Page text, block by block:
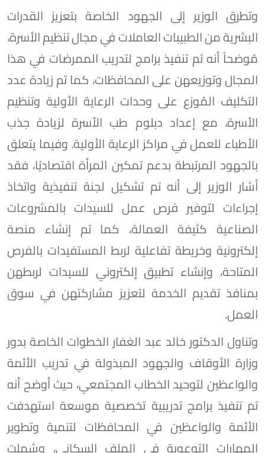
وتطرق الوزير إلى الجهود الخاصة بتعزيز القدرات
البشرية من الطبيبات العاملات في مجال تنظيم الأسرة،
مُوضحاً أنه تم تنفيذ برامج لتدريب الممرضات في هذا
المجال وتوزيعهن على المحافظات، كما تم زيادة عدد
التكليف المُوزع على وحدات الرعاية الأولية وتنظيم
الأسرة، مع إعداد دبلوم طب الأسرة لزيادة جذب
الأطباء للعمل في مراكز الرعاية الأولية. وفيما يتعلق
بالجهود المرتبطة بدعم تمكين المرأة اقتصاديًا، فقد
أشار الوزير إلى أنه تم تشكيل لجنة تنفيذية واتخاذ
إجراءات لتوفير فرص عمل للسيدات بالمشروعات
الصناعية كثيفة العمالة، كما تم إنشاء منصة
إلكترونية وخريطة تفاعلية لربط المستفيدات بالفرص
المتاحة، وإنشاء تطبيق إلكتروني للسيدات لربطهن
بمنافذ تقديم الخدمة لتعزيز مشاركتهن في سوق
العمل.
وتناول الدكتور خالد عبد الغفار الخطوات الخاصة بدور
وزارة الأوقاف والجهود المبذولة في تدريب الأئمة
والواعظين لتوحيد الخطاب المجتمعي، حيث أوضح أنه
تم تنفيذ برامج تدريبية تخصصية موسعة استهدفت
الأئمة والواعظين في المحافظات لتنمية وتطوير
المهارات التوعوية في الملف السكاني، وشملت